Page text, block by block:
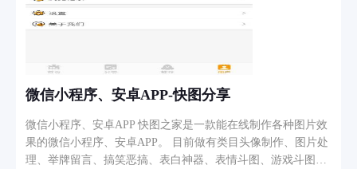
微信小程序、安卓APP-快图分享
微信小程序、安卓APP 快图之家是一款能在线制作各种图片效
果的微信小程序、安卓APP。 目前做有类目头像制作、图片处
理、举牌留言、搞笑恶搞、表白神器、表情斗图、游戏斗图、